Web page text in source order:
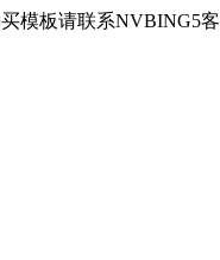
模板请联系NVBING5客